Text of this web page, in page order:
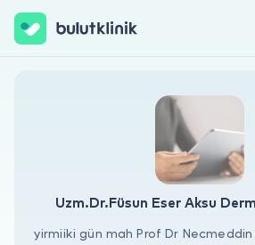
Uzm.Dr.Füsun Eser Aksu
yirmiiki gün mah Prof Dr